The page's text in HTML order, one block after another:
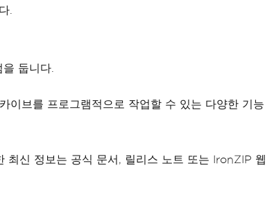
.
둡니다.
브를 프로그램적으로 작업할 수 있는 다양한 기능
최신 정보는 공식 문서, 릴리스 노트 또는 IronZIP 웹